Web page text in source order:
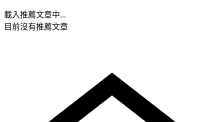
載入推薦文章中...
目前沒有推薦文章